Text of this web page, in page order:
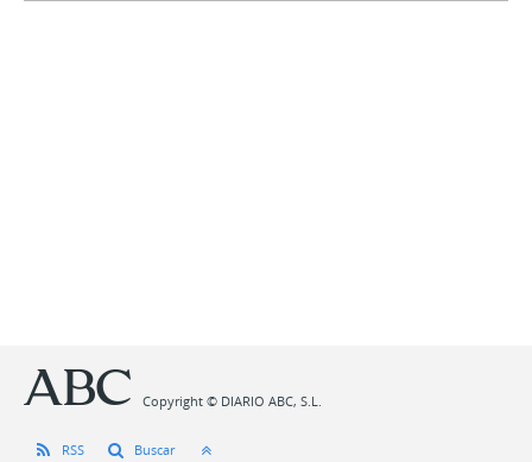
Copyright © DIARIO ABC, S.L.
RSS Buscar